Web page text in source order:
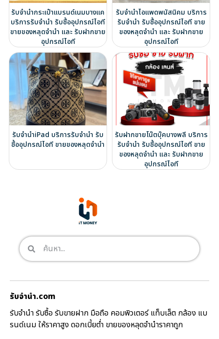
รับจำนำกระเป๋าแบรนด์เนมบางแค
บริการรับจำนำ รับซื้ออุปกรณ์ไอที
ขายของหลุดจำนำ และ รับฝากขาย
อุปกรณ์ไอที
รับจำนำไอแพดพนัสนิคม บริการ
รับจำนำ รับซื้ออุปกรณ์ไอที ขาย
ของหลุดจำนำ และ รับฝากขาย
อุปกรณ์ไอที
รับจำนำiPad บริการรับจำนำ รับ
ซื้ออุปกรณ์ไอที ขายของหลุดจำนำ
รับฝากขายโน๊ตบุ๊คบางพลี บริการ
รับจำนำ รับซื้ออุปกรณ์ไอที ขาย
ของหลุดจำนำ และ รับฝากขาย
อุปกรณ์ไอที
รับจํานํา.com
รับจำนำ รับซื้อ รับขายฝาก มือถือ คอมพิวเตอร์ แท็บเล็ต กล้อง แบ
รนด์เนม ให้ราคาสูง ดอกเบี้ยต่ำ ขายของหลุดจำนำราคาถูก